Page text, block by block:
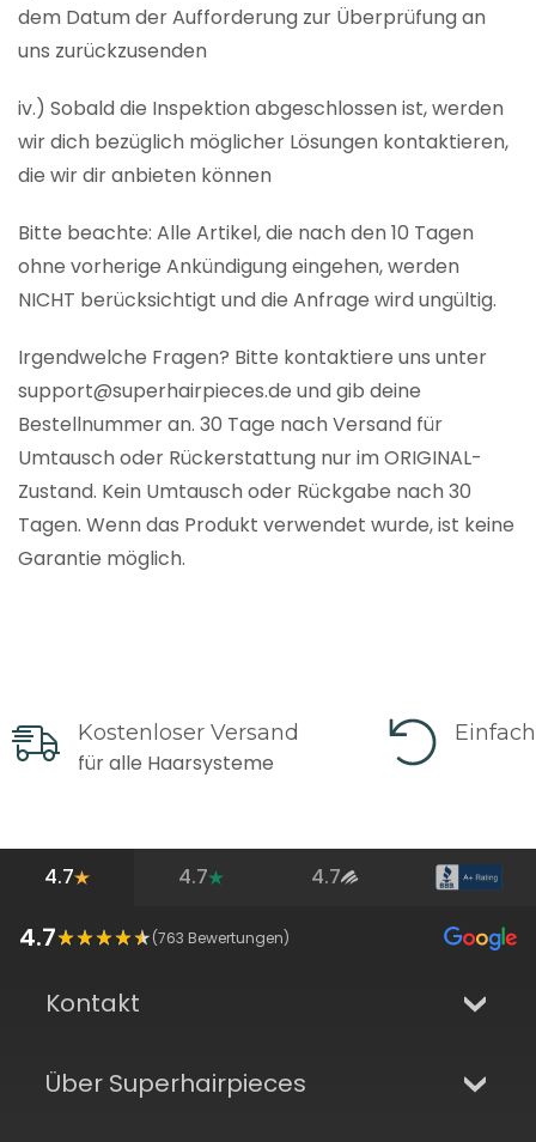
dem Datum der Aufforderung zur Überprüfung an
uns zurückzusenden
iv.) Sobald die Inspektion abgeschlossen ist, werden
wir dich bezüglich möglicher Lösungen kontaktieren,
die wir dir anbieten können
Bitte beachte: Alle Artikel, die nach den 10 Tagen
ohne vorherige Ankündigung eingehen, werden
NICHT berücksichtigt und die Anfrage wird ungültig.
Irgendwelche Fragen? Bitte kontaktiere uns unter
support@superhairpieces.de und gib deine
Bestellnummer an. 30 Tage nach Versand für
Umtausch oder Rückerstattung nur im ORIGINAL-
Zustand. Kein Umtausch oder Rückgabe nach 30
Tagen. Wenn das Produkt verwendet wurde, ist keine
Garantie möglich.
Kostenloser Versand
für alle Haarsysteme
4.7 4.7 4.7
4.7 (763 Bewertungen)
Kontakt
Über Superhairpieces